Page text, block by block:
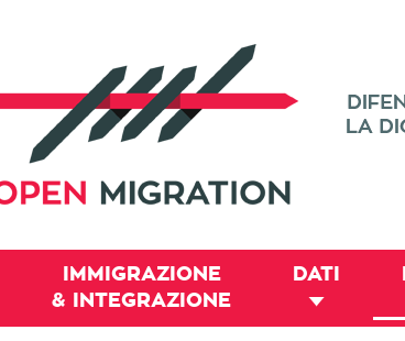
IMMIGRAZIONE
& INTEGRAZIONE
DATI